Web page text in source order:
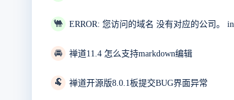
🐫
🚘 禅道11.4 怎么支持markdown编辑
🐏 禅道开源版8.0.1板提交BUG界面异常